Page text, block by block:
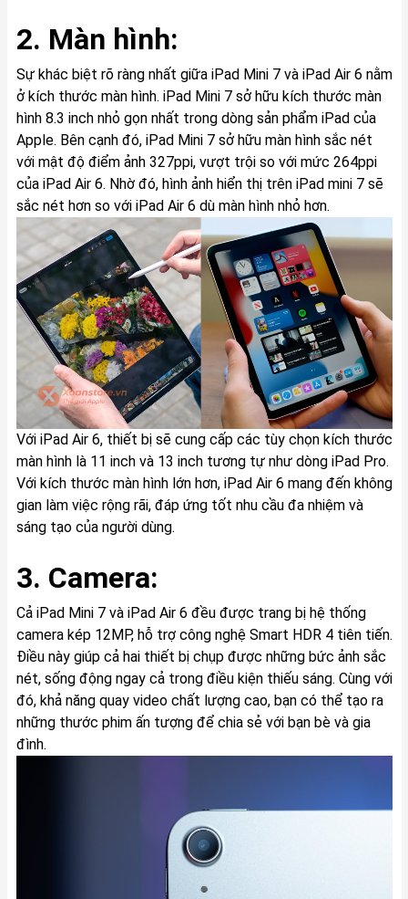
2. Màn hình:
Sự khác biệt rõ ràng nhất giữa iPad Mini 7 và iPad Air 6 nằm
ở kích thước màn hình. iPad Mini 7 sở hữu kích thước màn
hình 8.3 inch nhỏ gọn nhất trong dòng sản phẩm iPad của
Apple. Bên cạnh đó, iPad Mini 7 sở hữu màn hình sắc nét
với mật độ điểm ảnh 327ppi, vượt trội so với mức 264ppi
của iPad Air 6. Nhờ đó, hình ảnh hiển thị trên iPad mini 7 sẽ
sắc nét hơn so với iPad Air 6 dù màn hình nhỏ hơn.
Với iPad Air 6, thiết bị sẽ cung cấp các tùy chọn kích thước
màn hình là 11 inch và 13 inch tương tự như dòng iPad Pro.
Với kích thước màn hình lớn hơn, iPad Air 6 mang đến không
gian làm việc rộng rãi, đáp ứng tốt nhu cầu đa nhiệm và
sáng tạo của người dùng.
3. Camera:
Cả iPad Mini 7 và iPad Air 6 đều được trang bị hệ thống
camera kép 12MP, hỗ trợ công nghệ Smart HDR 4 tiên tiến.
Điều này giúp cả hai thiết bị chụp được những bức ảnh sắc
nét, sống động ngay cả trong điều kiện thiếu sáng. Cùng với
đó, khả năng quay video chất lượng cao, bạn có thể tạo ra
những thước phim ấn tượng để chia sẻ với bạn bè và gia
đình.